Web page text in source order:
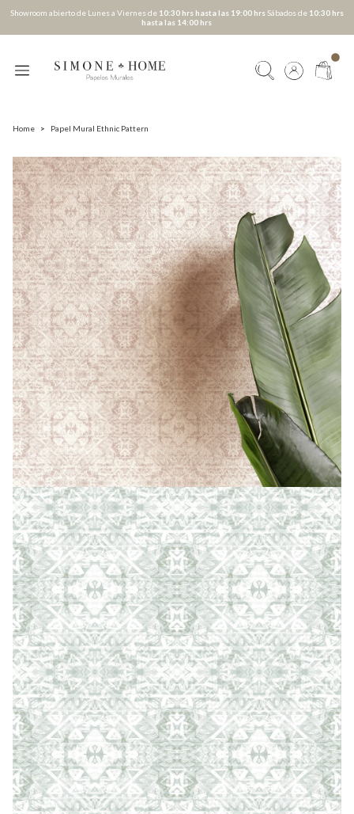
Showroom abierto de Lunes a Viernes de 10:30 hrs hasta las 19:00 hrsSábados de 10:30 hrs
hasta las 14:00 hrs
Home > Papel Mural Ethnic Pattern